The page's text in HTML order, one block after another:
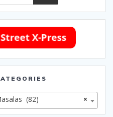
×
(82)